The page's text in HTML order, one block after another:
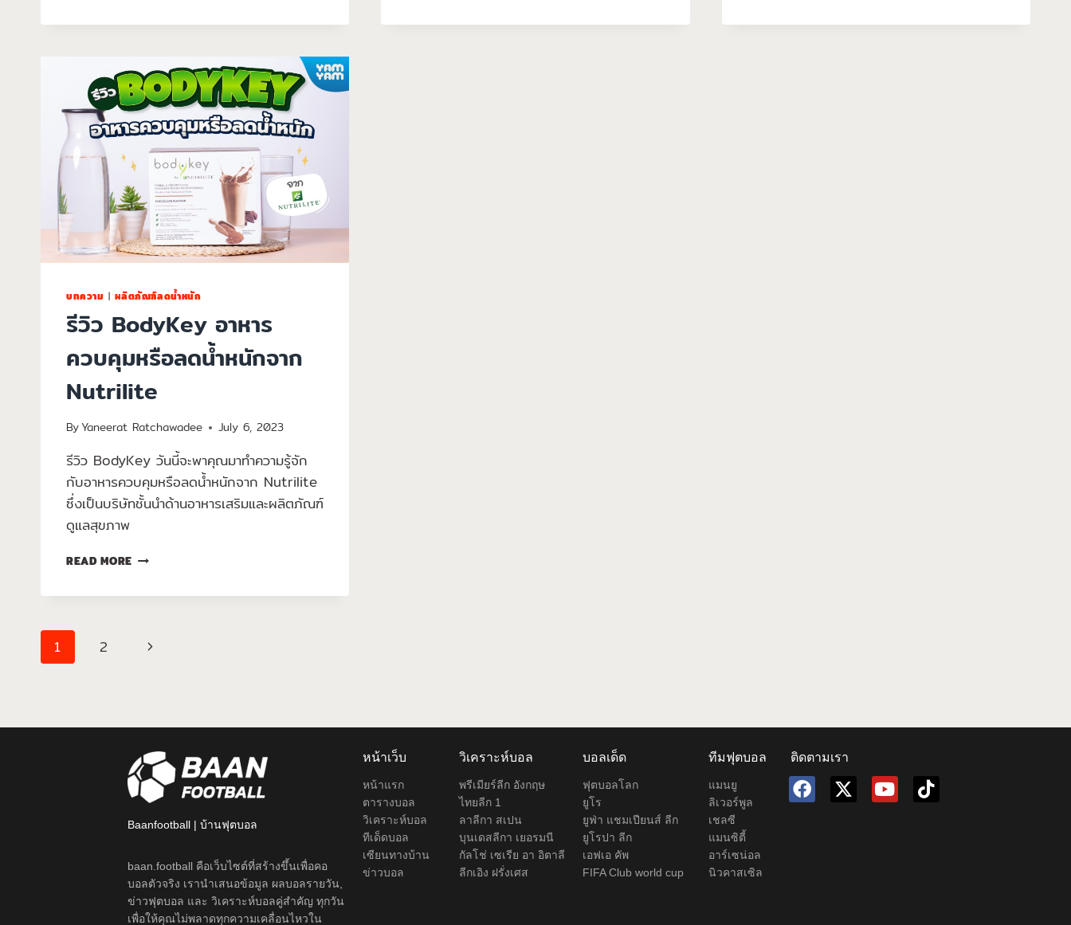
บทความ |ผลิตภัณฑ์ลดน้ำหนัก
รีวิว BodyKey อาหาร
ควบคุมหรือลดน้ำหนักจาก
Nutrilite
ByYaneerat Ratchawadee July 6, 2023
รีวิว BodyKey วันนี้จะพาคุณมาทำความรู้จัก
กับอาหารควบคุมหรือลดน้ำหนักจาก Nutrilite
ซึ่งเป็นบริษัทชั้นนำด้านอาหารเสริมและผลิตภัณฑ์
ดูแลสุขภาพ
READ MORE
1 2
Baanfootball | บ้านฟุตบอล
baan.football คือเว็บไซต์ที่สร้างขึ้นเพื่อคอ
บอลตัวจริง เรานำเสนอข้อมูล ผลบอลรายวัน,
ข่าวฟุตบอล และ วิเคราะห์บอลคู่สำคัญ ทุกวัน
เพื่อให้คุณไม่พลาดทุกความเคลื่อนไหวใน
หน้าเว็บ
หน้าแรก
ตารางบอล
วิเคราะห์บอล
ทีเด็ดบอล
เซียนทางบ้าน
ข่าวบอล
วิเคราะห์บอล
พรีเมียร์ลีก อังกฤษ
ไทยลีก 1
ลาลีกา สเปน
บุนเดสลีกา เยอรมนี
กัลโช่ เซเรีย อา อิตาลี
ลีกเอิง ฝรั่งเศส
บอลเด็ด
ฟุตบอลโลก
ยูโร
ยูฟ่า แชมเปียนส์ ลีก
ยูโรปา ลีก
เอฟเอ คัพ
FIFA Club world cup
ทีมฟุตบอล
แมนยู
ลิเวอร์พูล
เชลซี
แมนซิตี้
อาร์เซน่อล
นิวคาสเซิล
ติดตามเรา